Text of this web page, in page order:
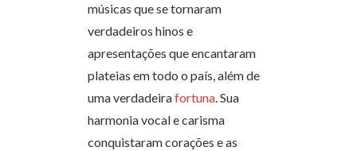
músicas que se tornaram
verdadeiros hinos e
apresentações que encantaram
plateias em todo o país, além de
uma verdadeirafortuna. Sua
harmonia vocal e carisma
conquistaram corações e as